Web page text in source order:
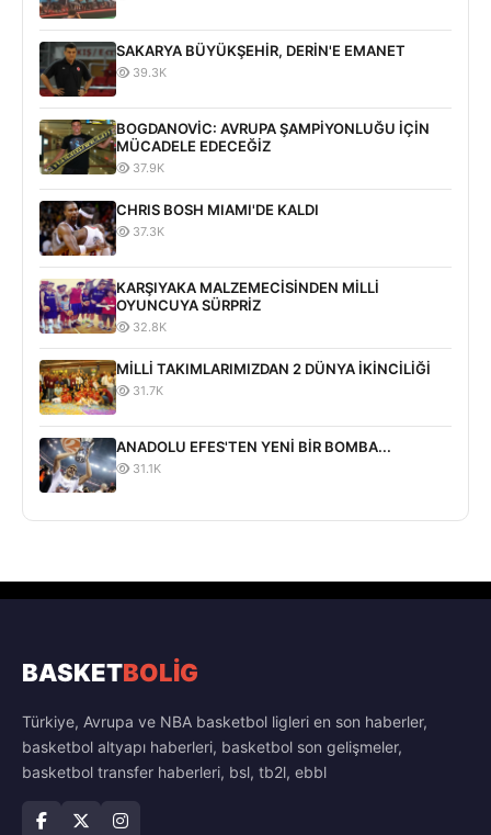
SAKARYA BÜYÜKŞEHİR, DERİN'E EMANET
39.3K
BOGDANOVİC: AVRUPA ŞAMPİYONLUĞU İÇİN
MÜCADELE EDECEĞİZ
37.9K
CHRIS BOSH MIAMI'DE KALDI
37.3K
KARŞIYAKA MALZEMECİSİNDEN MİLLİ
OYUNCUYA SÜRPRİZ
32.8K
MİLLİ TAKIMLARIMIZDAN 2 DÜNYA İKİNCİLİĞİ
31.7K
ANADOLU EFES'TEN YENİ BİR BOMBA...
31.1K
BASKETBOLİG
Türkiye, Avrupa ve NBA basketbol ligleri en son haberler,
basketbol altyapı haberleri, basketbol son gelişmeler,
basketbol transfer haberleri, bsl, tb2l, ebbl